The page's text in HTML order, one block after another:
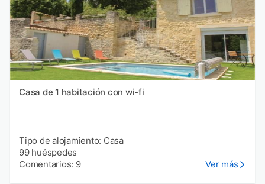
Casa de 1 habitación con wi-fi
Tipo de alojamiento: Casa
99 huéspedes
Comentarios: 9
Ver más